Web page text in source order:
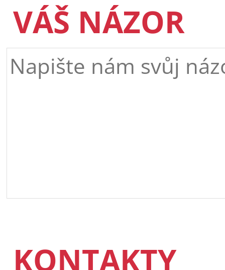
VÁŠ NÁZOR
KONTAKTY